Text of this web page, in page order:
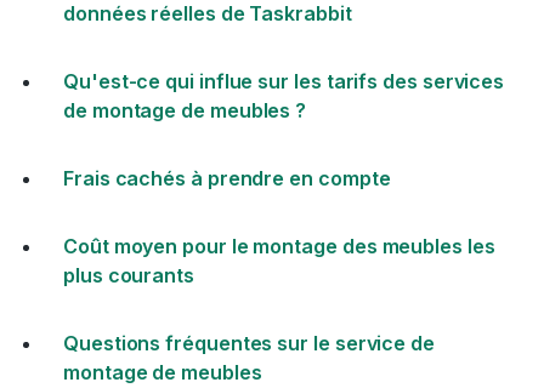
données réelles de Taskrabbit
Qu'est-ce qui influe sur les tarifs des services
de montage de meubles ?
Frais cachés à prendre en compte
Coût moyen pour le montage des meubles les
plus courants
Questions fréquentes sur le service de
montage de meubles